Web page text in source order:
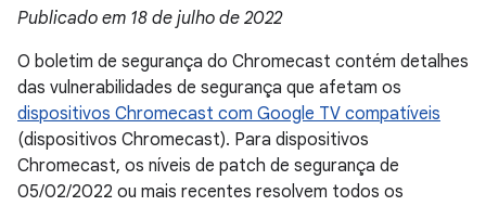
Publicado em 18 de julho de 2022
O boletim de segurança do Chromecast contém detalhes
das vulnerabilidades de segurança que afetam os
dispositivos Chromecast com Google TV compatíveis
(dispositivos Chromecast). Para dispositivos
Chromecast, os níveis de patch de segurança de
05/02/2022 ou mais recentes resolvem todos os